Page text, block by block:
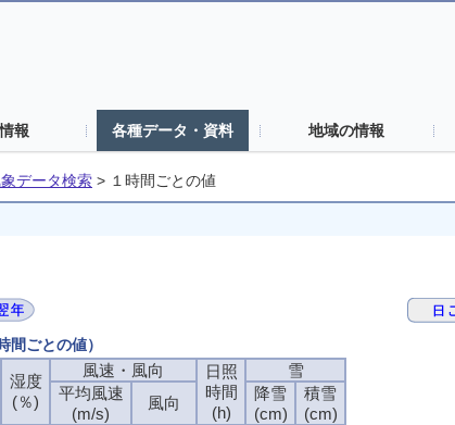
報 各種データ・資料 地域の情報
データ検索 > １時間ごとの値
ごとの値）
湿度
(％)
風速・風向
日照
時間
(h)
雪
平均風速
(m/s)
風向
降雪
(cm)
積雪
(cm)